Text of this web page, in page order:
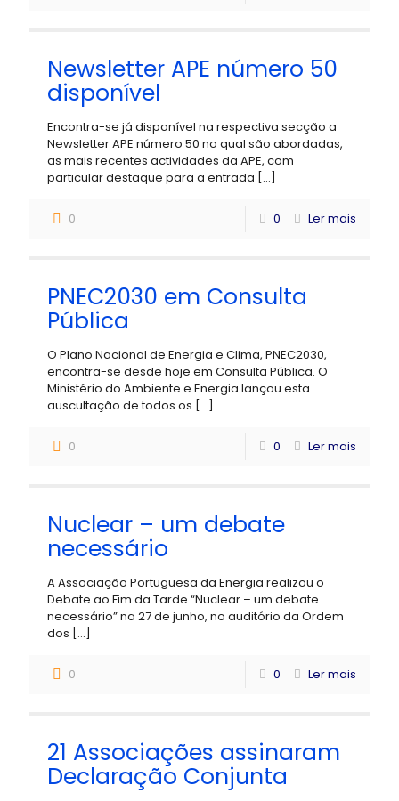
Newsletter APE número 50
disponível
Encontra-se já disponível na respectiva secção a
Newsletter APE número 50 no qual são abordadas,
as mais recentes actividades da APE, com
particular destaque para a entrada […]
0 0 Ler mais
PNEC2030 em Consulta
Pública
O Plano Nacional de Energia e Clima, PNEC2030,
encontra-se desde hoje em Consulta Pública. O
Ministério do Ambiente e Energia lançou esta
auscultação de todos os […]
0 0 Ler mais
Nuclear – um debate
necessário
A Associação Portuguesa da Energia realizou o
Debate ao Fim da Tarde “Nuclear – um debate
necessário” na 27 de junho, no auditório da Ordem
dos […]
0 0 Ler mais
21 Associações assinaram
Declaração Conjunta